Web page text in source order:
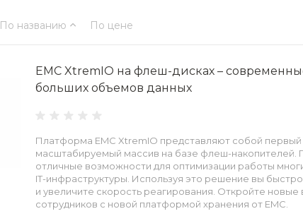
По названию По цене
EMC XtremIO на флеш-дисках –
больших объемов данных
Платформа EMC XtremIO представляют собой первый
масштабируемый массив на базе флеш-накопителей.
отличные возможности для оптимизации работы
IT-инфраструктуры. Используя это решение вы
и увеличите скорость реагирования. Откройте
сотрудников с новой платформой хранения от EMC.